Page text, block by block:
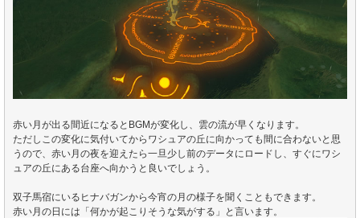
赤い月が出る間近になるとBGMが変化し、雲の流が早くなります。
ただしこの変化に気付いてからワシュアの丘に向かっても間に合わないと思
うので、赤い月の夜を迎えたら一旦少し前のデータにロードし、すぐにワシ
ュアの丘にある台座へ向かうと良いでしょう。
双子馬宿にいるヒナバガンから今宵の月の様子を聞くこともできます。
赤い月の日には「何かが起こりそうな気がする」と言います。